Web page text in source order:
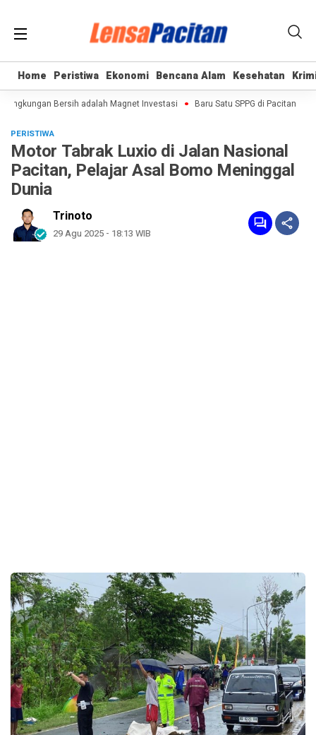
Home Peristiwa Ekonomi Bencana Alam Kesehatan
Home Peristiwa Ekonomi Bencana Alam Kesehatan
Bersih adalah Magnet Investasi Baru Satu SPPG di Pacitan
PERISTIWA
Motor Tabrak Luxio di Jalan Nasional
Pacitan, Pelajar Asal Bomo Meninggal
Dunia
Trinoto
29 Agu 2025 - 18:13 WIB